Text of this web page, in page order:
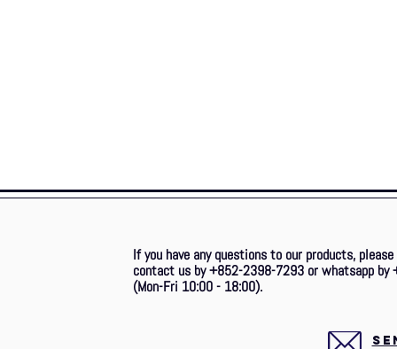
If you have any questions to our products,
contact us by +852-2398-7293 or whatsapp by
(Mon-Fri 10:00 - 18:00).